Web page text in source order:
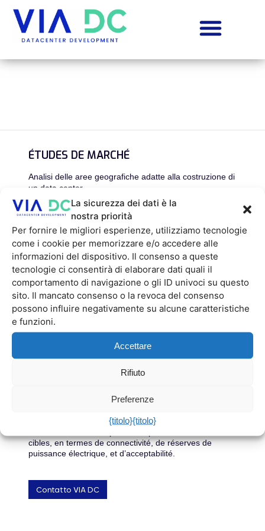
La sicurezza dei dati è la
nostra priorità
Per fornire le migliori esperienze, utilizziamo tecnologie
come i cookie per memorizzare e/o accedere alle
informazioni del dispositivo. Il consenso a queste
tecnologie ci consentirà di elaborare dati quali il
comportamento di navigazione o gli ID univoci su questo
sito. Il mancato consenso o la revoca del consenso
possono influire negativamente su alcune caratteristiche
e funzioni.
Accettare
Rifiuto
Preferenze
{titolo}{titolo}
ÉTUDES DE MARCHÉ
Analisi delle aree geografiche adatte alla costruzione di
un data center
VIA DC, par sa connaissance des marchés locaux,
aide les opérateurs de datacenters à cibler les
meilleures zones d’implantation pour leurs villes
cibles, en termes de connectivité, de réserves de
puissance électrique, et d’acceptabilité.
Contatto VIA DC
ÉTUDES DE MARCHÉ
Analisi delle aree geografiche adatte alla costruzione di
aide les opérateurs de datacenters à cibler les
cibles, en termes de connectivité, de réserves de
puissance électrique, et d’acceptabilité.
Contatto VIA DC